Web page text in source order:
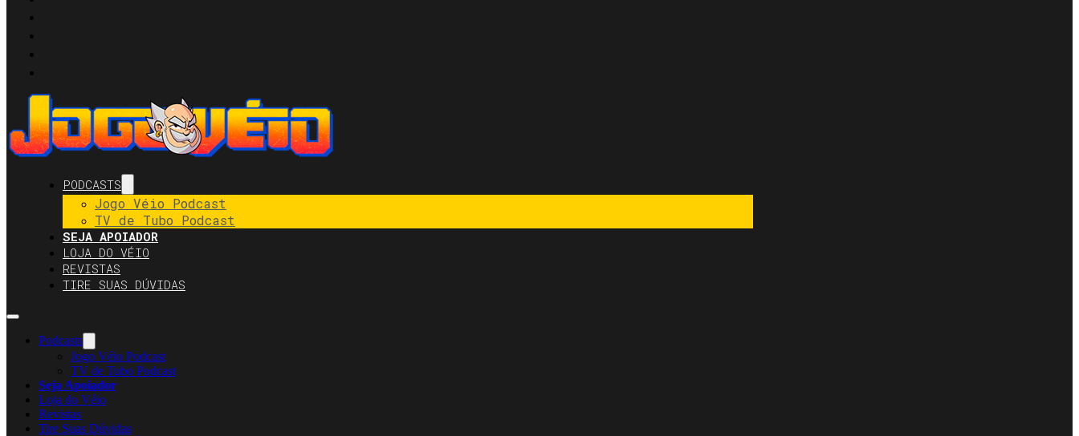
PODCASTS
Jogo Véio Podcast
TV de Tubo Podcast
SEJA APOIADOR
LOJA DO VÉIO
REVISTAS
TIRE SUAS DÚVIDAS
Podcasts
Jogo Véio Podcast
TV de Tubo Podcast
Seja Apoiador
Loja do Véio
Revistas
Tire Suas Dúvidas